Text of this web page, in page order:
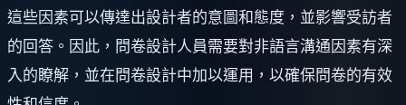
這些因素可以傳達出設計者的意圖和態度，並影響受訪者
的回答。因此，問卷設計人員需要對非語言溝通因素有深
入的瞭解，並在問卷設計中加以運用，以確保問卷的有效